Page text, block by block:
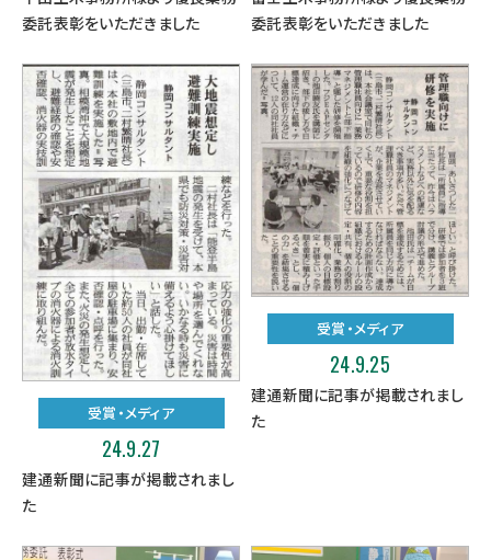
委託表彰をいただきました
委託表彰をいただきました
受賞・メディア
24.9.27
建通新聞に記事が掲載されまし
た
受賞・メディア
24.9.25
建通新聞に記事が掲載されまし
た